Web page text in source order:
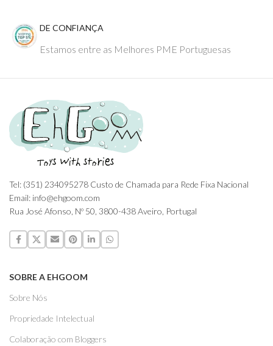
DE CONFIANÇA
Estamos entre as Melhores PME Portuguesas
Tel: (351) 234095278 Custo de Chamada para Rede Fixa Nacional
Email: info@ehgoom.com
Rua José Afonso, Nº 50, 3800-438 Aveiro, Portugal
SOBRE A EHGOOM
Sobre Nós
Propriedade Intelectual
Colaboração com Bloggers